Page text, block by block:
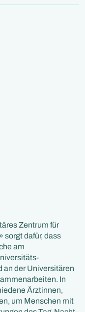
Zentrum für
sorgt dafür, dass
am
an der Universitären
In
Ärztinnen,
um Menschen mit